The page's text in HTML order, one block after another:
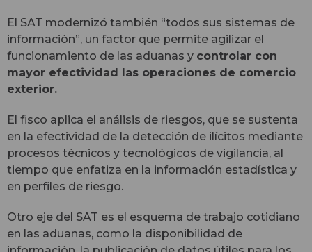
El SAT modernizó también “todos sus sistemas de
información”, un factor que permite agilizar el
funcionamiento de las aduanas y controlar con
mayor efectividad las operaciones de comercio
exterior.
El fisco aplica el análisis de riesgos, que se sustenta
en la efectividad de la detección de ilícitos mediante
procesos técnicos y tecnológicos de vigilancia, al
tiempo que enfatiza en la información estadística y
en perfiles de riesgo.
Otro eje del SAT es el esquema de trabajo cotidiano
en las aduanas, como la disponibilidad de